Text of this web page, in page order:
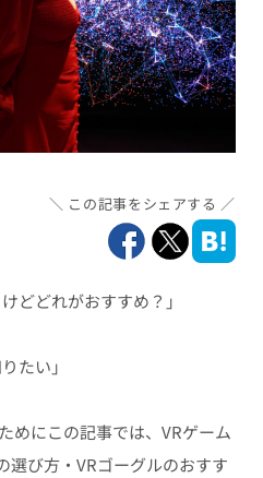
この記事をシェアする
どどれがおすすめ？」
たい」
めにこの記事では、VRゲーム
選び方・VRゴーグルのおすす